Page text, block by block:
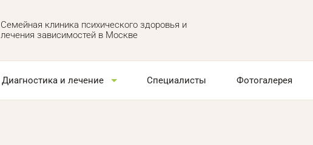
Семейная клиника психического здоровья и
лечения зависимостей в Москве
Диагностика и лечение Специалисты Фотогалерея